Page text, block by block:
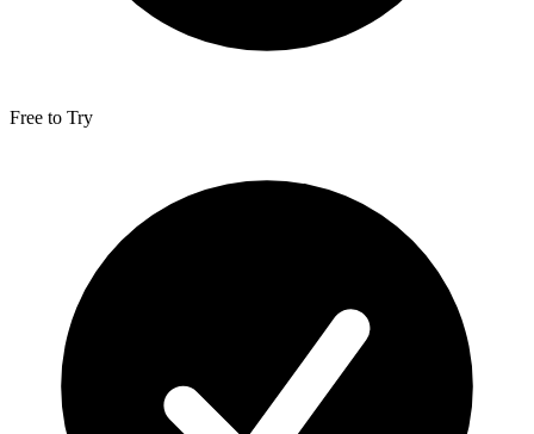
Free to Try